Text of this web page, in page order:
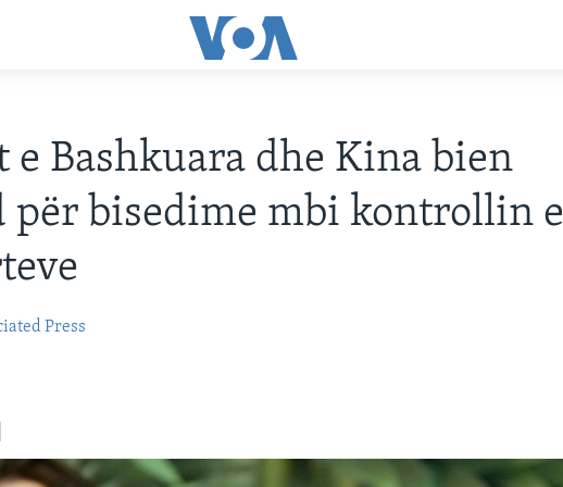
e Bashkuara dhe Kina bien
për bisedime mbi kontrollin e
Press